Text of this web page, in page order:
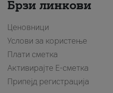
Брзи линкови
Ценовници
Услови за користење
Плати сметка
Активирајте Е-сметка
Припејд регистрација